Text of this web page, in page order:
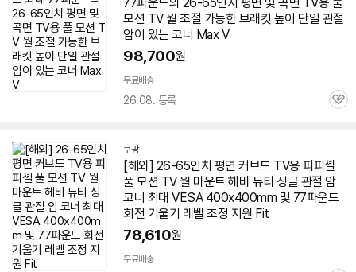
모션 TV월 조절 가능한 브래킷 높이 단일 관절
암이 있는 코너 Max V
98,700원
무료배송
26.08. 등록
관
쿠팡
[해외] 26-65인치 평면 커브드 TV용 피피셸
풀 모션 TV월 마운트 헤비 듀티 싱글 관절 암
코너 최대 VESA 400x400mm 및 77파운드
회전 기울기 레벨 조정 지원 Fit
78,610원
무료배송